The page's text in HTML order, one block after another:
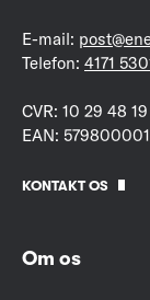
E-mail:
Telefon: 4171
CVR: 10 29 48 19
EAN:
KONTAKT OS
Om os